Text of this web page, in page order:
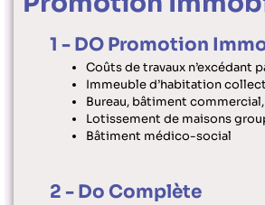
1 - DO Promotion
Coûts de travaux n’excédant
Immeuble d’habitation
Bureau, bâtiment
Lotissement de maisons
Bâtiment médico-social
2 - Do Complète